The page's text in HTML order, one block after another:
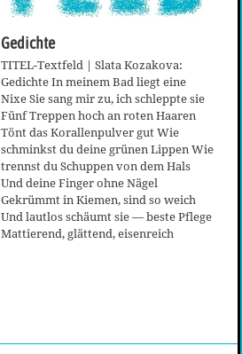
Gedichte
TITEL-Textfeld | Slata Kozakova:
Gedichte In meinem Bad liegt eine
Nixe Sie sang mir zu, ich schleppte sie
Fünf Treppen hoch an roten Haaren
Tönt das Korallenpulver gut Wie
schminkst du deine grünen Lippen Wie
trennst du Schuppen von dem Hals
Und deine Finger ohne Nägel
Gekrümmt in Kiemen, sind so weich
Und lautlos schäumt sie — beste Pflege
Mattierend, glättend, eisenreich